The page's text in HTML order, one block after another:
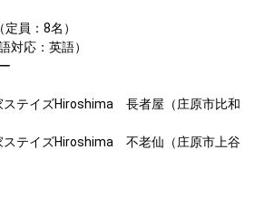
員：8名）
対応：英語）
ステイズHiroshima　長者屋（庄原市比和
ステイズHiroshima　不老仙（庄原市上谷